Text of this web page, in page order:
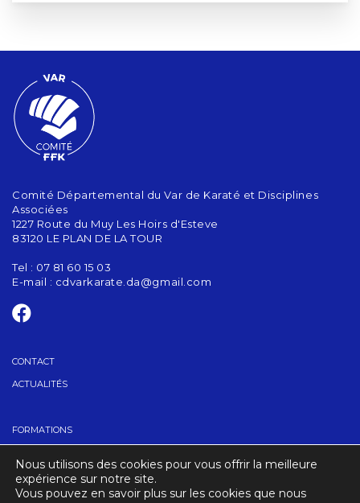
Comité Départemental du Var de Karaté et Disciplines
Associées
1227 Route du Muy Les Hoirs d'Esteve
83120 LE PLAN DE LA TOUR
Tel : 07 81 60 15 03
E-mail : cdvarkarate.da@gmail.com
CONTACT
ACTUALITÉS
FORMATIONS
TROUVER UN CLUB
Nous utilisons des cookies pour vous offrir la meilleure
expérience sur notre site.
Vous pouvez en savoir plus sur les cookies que nous